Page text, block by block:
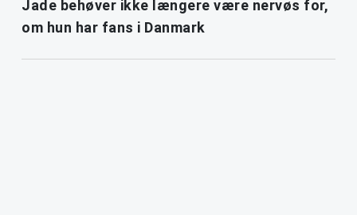
Jade behøver ikke længere være nervøs for,
om hun har fans i Danmark